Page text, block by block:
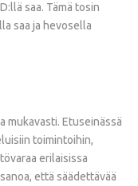
saa. Tämä tosin
saa ja hevosella
mukavasti. Etuseinässä
toimintoihin,
erilaisissa
että säädettävää